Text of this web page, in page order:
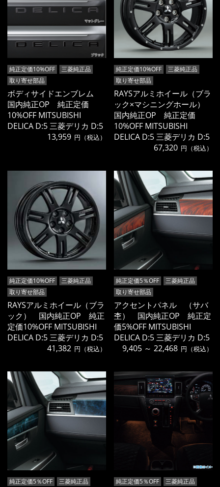
純正定価10%OFF
三菱純正品
取り寄せ部品
ボディサイドエンブレム
国内純正OP 純正定価
10%OFF MITSUBISHI
DELICA D:5 三菱デリカ D:5
13,959 円（税込）
純正定価10%OFF
三菱純正品
取り寄せ部品
RAYSアルミホイール（ブラ
ック×マシニングホール）
国内純正OP 純正定価
10%OFF MITSUBISHI
DELICA D:5 三菱デリカ D:5
67,320 円（税込）
純正定価10%OFF
三菱純正品
取り寄せ部品
RAYSアルミホイール（ブラ
ック） 国内純正OP 純正
定価10%OFF MITSUBISHI
DELICA D:5 三菱デリカ D:5
41,382 円（税込）
純正定価5％OFF
三菱純正品
取り寄せ部品
アクセントパネル （サバ
杢） 国内純正OP 純正定
価5%OFF MITSUBISHI
DELICA D:5 三菱デリカ D:5
9,405 ～ 22,468 円（税込）
純正定価5％OFF
三菱純正品
純正定価5％OFF
三菱純正品